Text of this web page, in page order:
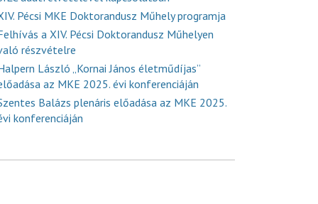
Pécsi MKE Doktorandusz Műhely programja
a XIV. Pécsi Doktorandusz Műhelyen
részvételre
László „Kornai János életműdíjas”
az MKE 2025. évi konferenciáján
Balázs plenáris előadása az MKE 2025.
konferenciáján